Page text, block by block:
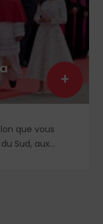
que vous
Sud, aux
+